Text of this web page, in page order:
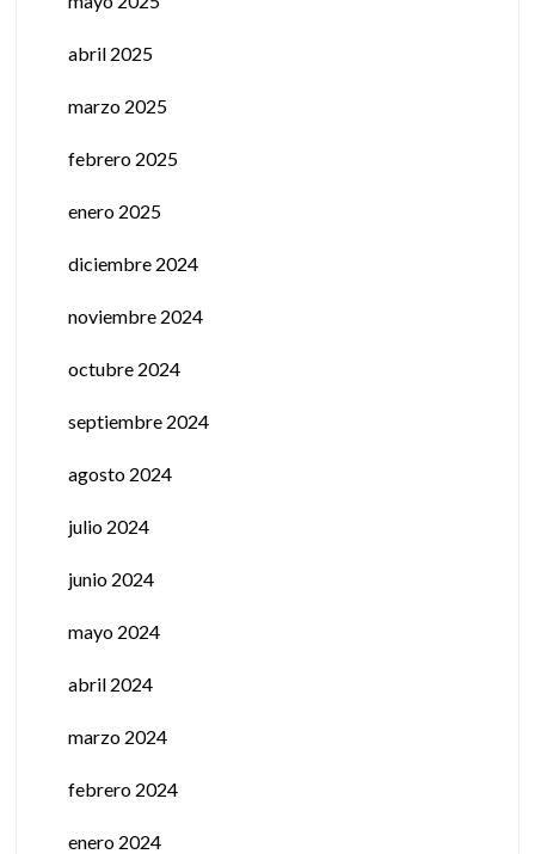
abril 2025
marzo 2025
febrero 2025
enero 2025
diciembre 2024
noviembre 2024
octubre 2024
septiembre 2024
agosto 2024
julio 2024
junio 2024
mayo 2024
abril 2024
marzo 2024
febrero 2024
enero 2024